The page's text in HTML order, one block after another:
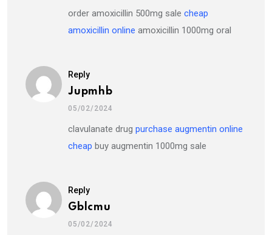
order amoxicillin 500mg sale cheap
amoxicillin online amoxicillin 1000mg oral
Reply
Jupmhb
05/02/2024
clavulanate drug purchase augmentin online
cheap buy augmentin 1000mg sale
Reply
Gblcmu
05/02/2024